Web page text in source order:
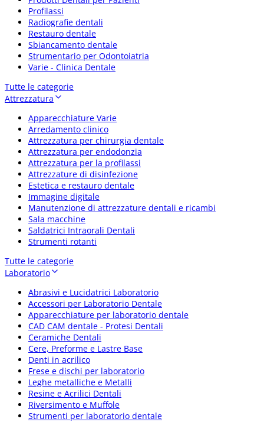
Profilassi
Radiografie dentali
Restauro dentale
Sbiancamento dentale
Strumentario per Odontoiatria
Varie - Clinica Dentale
Tutte le categorie
Attrezzatura
Apparecchiature Varie
Arredamento clinico
Attrezzatura per chirurgia dentale
Attrezzatura per endodonzia
Attrezzatura per la profilassi
Attrezzature di disinfezione
Estetica e restauro dentale
Immagine digitale
Manutenzione di attrezzature dentali e ricambi
Sala macchine
Saldatrici Intraorali Dentali
Strumenti rotanti
Tutte le categorie
Laboratorio
Abrasivi e Lucidatrici Laboratorio
Accessori per Laboratorio Dentale
Apparecchiature per laboratorio dentale
CAD CAM dentale - Protesi Dentali
Ceramiche Dentali
Cere, Preforme e Lastre Base
Denti in acrilico
Frese e dischi per laboratorio
Leghe metalliche e Metalli
Resine e Acrilici Dentali
Riversimento e Muffole
Strumenti per laboratorio dentale